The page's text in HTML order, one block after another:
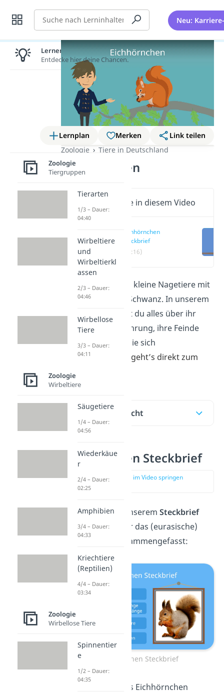
Suche Neu:
Lernplan Merken
Link teilen
Zoologie
Tiere in Deutschland
Eichhörnchen
Wichtige Inhalte in diesem Video
Eichhörnchen
Steckbrief
(00:16)
Eichhörnchen sind kleine Nagetiere mit
einem buschigen Schwanz. In unserem
Steckbrief erfährst du alles über ihr
Aussehen, ihre Nahrung, ihre Feinde
und darüber, wie sie sich
fortpflanze
geht’s direkt zum
Video!
Inhaltsübersicht
Eichhörnchen Steckbrief
zur Stelle im Video springen
Wir haben dir in unseremSteckbrief
alles Wichtige über das (eurasische)
Eichhörnchen zusammengefasst:
Eichhörnchen Steckbrief
: Eurasisches Eichhörnchen
Lernen lohnt sich!
Entdecke hier deine Chancen.
Zoologie
Tiergruppen
Tierarten
1/3 – Dauer:
04:40
Wirbeltiere
und
Wirbeltierkl
assen
2/3 – Dauer:
04:46
Wirbellose
Tiere
3/3 – Dauer:
04:11
Zoologie
Wirbeltiere
Säugetiere
1/4 – Dauer:
04:56
Wiederkäue
r
2/4 – Dauer:
02:25
Amphibien
3/4 – Dauer:
04:33
Kriechtiere
(Reptilien)
4/4 – Dauer:
03:34
Zoologie
Wirbellose Tiere
Spinnentier
e
1/2 – Dauer:
04:35